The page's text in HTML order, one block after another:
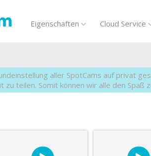
Eigenschaften Cloud Service
aller SpotCams auf privat
zu teilen. Somit können wir alle den Spaß